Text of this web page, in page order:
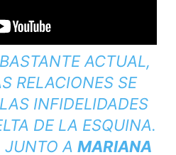
ACTUAL,
RELACIONES SE
INFIDELIDADES
DE LA ESQUINA.
JUNTO A MARIANA